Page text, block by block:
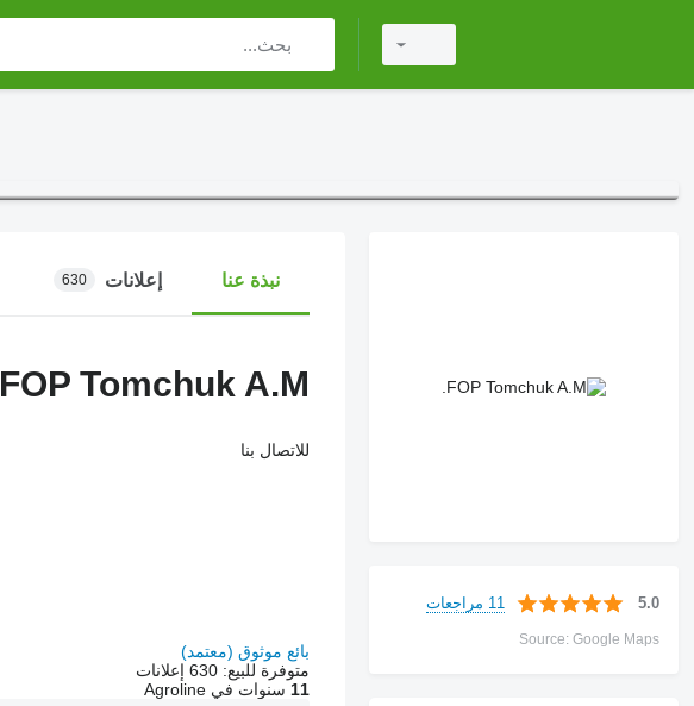
5.0 11 مراجعات
Source: Google Maps
نبذة عنا إعلانات 630
FOP Tomchuk A.M.
للاتصال بنا
بائع موثوق (معتمد)
متوفرة للبيع: 630 إعلانات
11 سنوات في Agroline